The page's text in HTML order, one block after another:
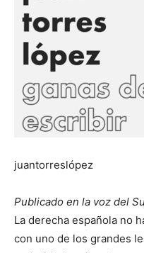
juantorreslópez
Publicado en la voz del
La derecha española no
con uno de los grandes